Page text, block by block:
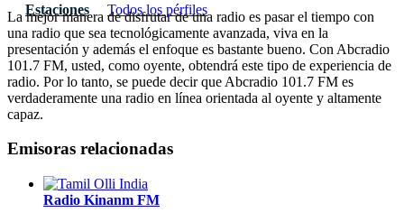
Estaciones Todos los pérfiles
La mejor manera de disfrutar de una radio es pasar el tiempo con
una radio que sea tecnológicamente avanzada, viva en la
presentación y además el enfoque es bastante bueno. Con Abcradio
101.7 FM, usted, como oyente, obtendrá este tipo de experiencia de
radio. Por lo tanto, se puede decir que Abcradio 101.7 FM es
verdaderamente una radio en línea orientada al oyente y altamente
capaz.
Emisoras relacionadas
Radio Kinanm FM